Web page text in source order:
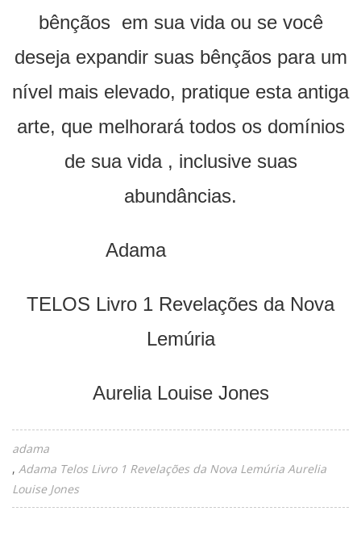
bênçãos em sua vida ou se você
deseja expandir suas bênçãos para um
nível mais elevado, pratique esta antiga
arte, que melhorará todos os domínios
de sua vida , inclusive suas
abundâncias.
Adama
TELOS Livro 1 Revelações da Nova
Lemúria
Aurelia Louise Jones
adama
Adama Telos Livro 1 Revelações da Nova Lemúria Aurelia
Louise Jones